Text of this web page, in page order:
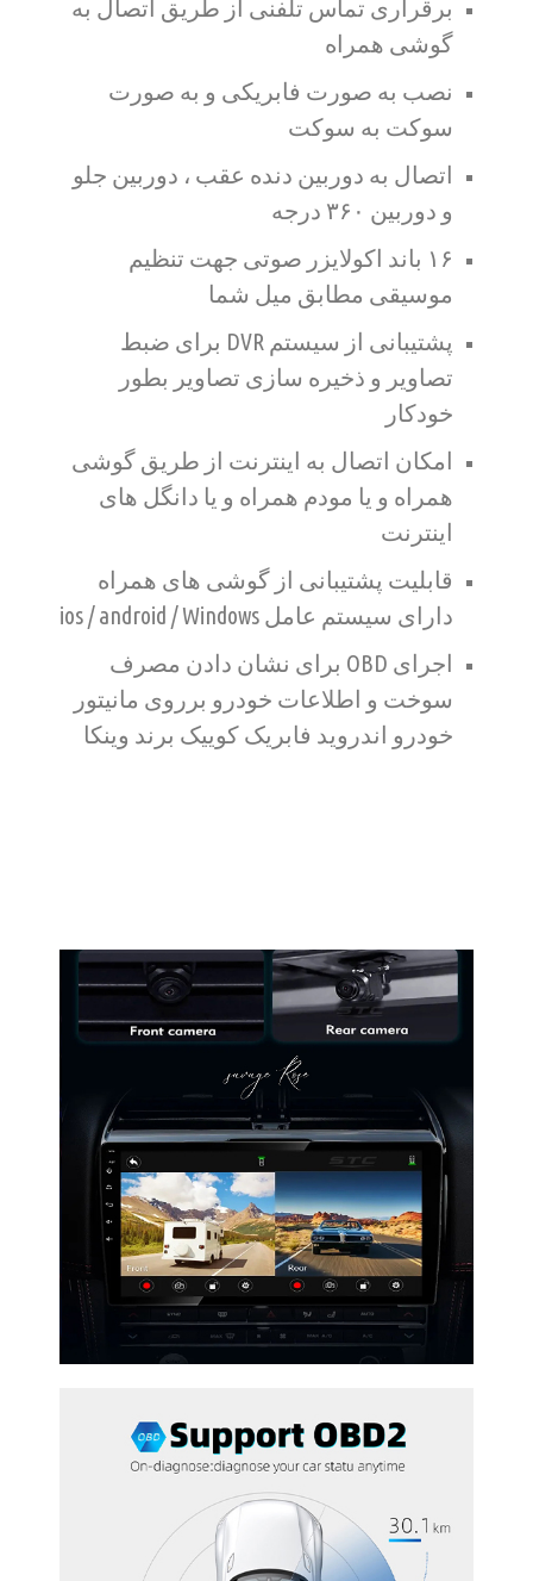
برقراری تماس تلفنی از طریق اتصال به
گوشی همراه
نصب به صورت فابریکی و به صورت
سوکت به سوکت
اتصال به دوربین دنده عقب ، دوربین جلو
و دوربین ۳۶۰ درجه
۱۶ باند اکولایزر صوتی جهت تنظیم
موسیقی مطابق میل شما
پشتیبانی از سیستم DVR برای ضبط
تصاویر و ذخیره سازی تصاویر بطور
خودکار
امکان اتصال به اینترنت از طریق گوشی
همراه و یا مودم همراه و یا دانگل های
اینترنت
قابلیت پشتیبانی از گوشی های همراه
دارای سیستم عامل ios / android / Windows
اجرای OBD برای نشان دادن مصرف
سوخت و اطلاعات خودرو برروی مانیتور
خودرو اندروید فابریک کوییک برند وینکا